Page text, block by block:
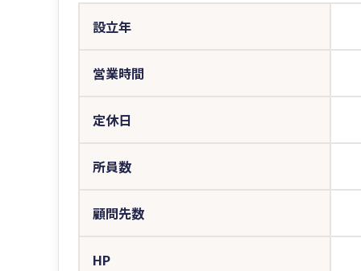
設立年
営業時間
定休日
所員数
顧問先数
HP